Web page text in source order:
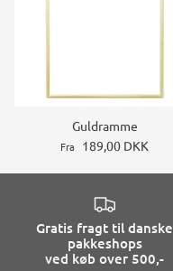
Guldramme
Fra 189,00 DKK
Gratis fragt til danske
pakkeshops
ved køb over 500,-